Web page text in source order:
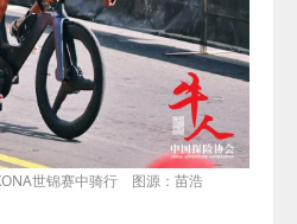
世锦赛中骑行 图源：苗浩